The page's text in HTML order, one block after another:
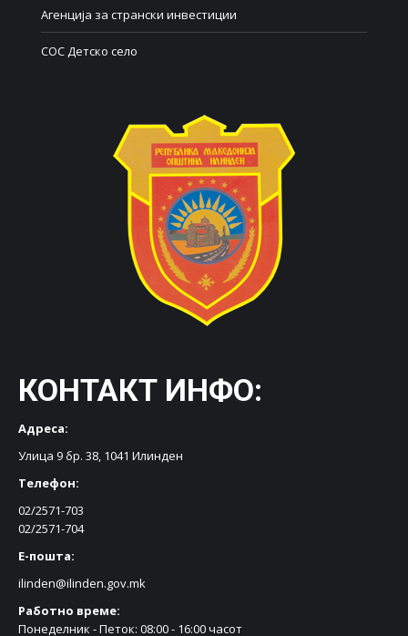
Агенција за странски инвестиции
СОС Детско село
КОНТАКТ ИНФО:
Адреса:
Улица 9 бр. 38, 1041 Илинден
Телефон:
02/2571-703
02/2571-704
Е-пошта:
ilinden@ilinden.gov.mk
Работно време:
Понеделник - Петок: 08:00 - 16:00 часот